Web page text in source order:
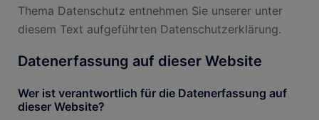
Thema Datenschutz entnehmen Sie unserer unter
diesem Text aufgeführten Datenschutzerklärung.
Datenerfassung auf dieser Website
Wer ist verantwortlich für die Datenerfassung auf
dieser Website?